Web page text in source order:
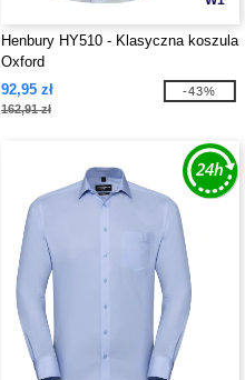
Henbury HY510 - Klasyczna koszula
Oxford
92,95 zł
162,91 zł
-43%